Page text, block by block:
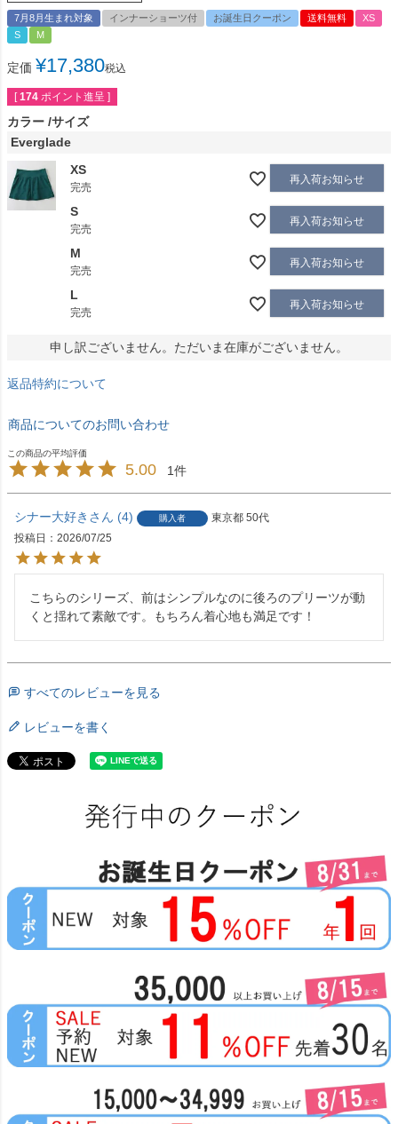
7月8月生まれ対象 インナーショーツ付 お誕生日クーポン 送料無料
XS
S
M
定価 ¥17,380税込
[ 174 ポイント進呈 ]
カラー サイズ
Everglade
XS
完売
再入荷お知らせ
S
完売
再入荷お知らせ
M
完売
再入荷お知らせ
L
完売
再入荷お知らせ
申し訳ございません。ただいま在庫がございません。
返品特約について
商品についてのお問い合わせ
5.00 1
シナー大好き 4 購入者 東京都 50代
投稿日
2026/07/25
こちらのシリーズ、前はシンプルなのに後ろのプリーツが動
くと揺れて素敵です。もちろん着心地も満足です！
すべてのレビューを見る
レビューを書く